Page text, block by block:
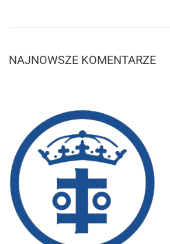
NAJNOWSZE KOMENTARZE